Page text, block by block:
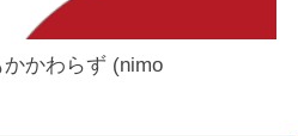
かわらず (nimo